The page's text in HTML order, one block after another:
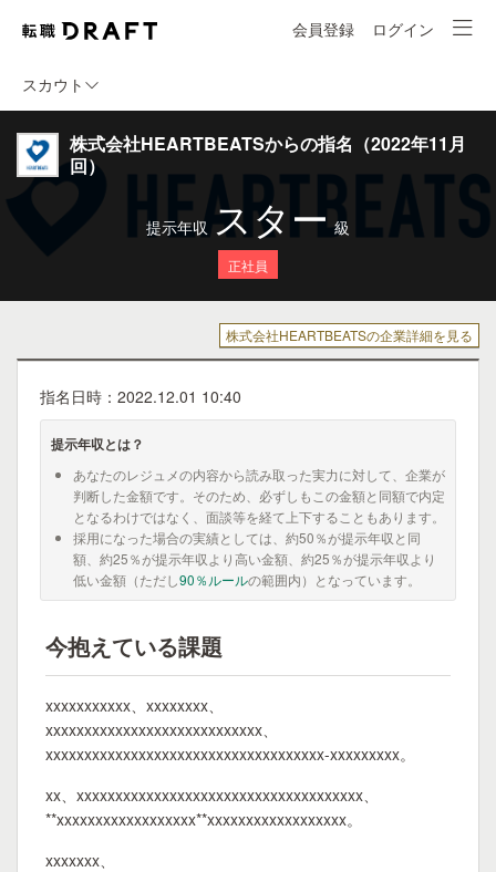
会員登録 ログイン
スカウト
株式会社HEARTBEATSからの指名（2022年11月
回）
提示年収 スター 級
正社員
株式会社HEARTBEATSの企業詳細を見る
指名日時：2022.12.01 10:40
提示年収とは？
あなたのレジュメの内容から読み取った実力に対して、企業が
判断した金額です。そのため、必ずしもこの金額と同額で内定
となるわけではなく、面談等を経て上下することもあります。
採用になった場合の実績としては、約50％が提示年収と同
額、約25％が提示年収より高い金額、約25％が提示年収より
低い金額（ただし90％ルールの範囲内）となっています。
今抱えている課題
xxxxxxxxxxx、xxxxxxxx、
xxxxxxxxxxxxxxxxxxxxxxxxxxxx、
xxxxxxxxxxxxxxxxxxxxxxxxxxxxxxxxxxxx-xxxxxxxxx。
xx、xxxxxxxxxxxxxxxxxxxxxxxxxxxxxxxxxxxxx、
**xxxxxxxxxxxxxxxxxx**xxxxxxxxxxxxxxxxxx。
xxxxxxx、